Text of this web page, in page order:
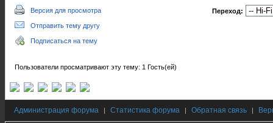
Версия для просмотра
Отправить тему другу
Подписаться на тему
Переход:
Пользователи просматривают эту тему: 1 Гость(ей)
Администрация форума | Статистика форума | Обратная связь |